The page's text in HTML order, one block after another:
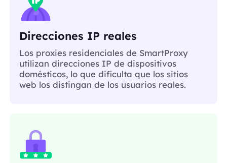
Direcciones IP reales
Los proxies residenciales de SmartProxy
utilizan direcciones IP de dispositivos
domésticos, lo que dificulta que los sitios
web los distingan de los usuarios reales.